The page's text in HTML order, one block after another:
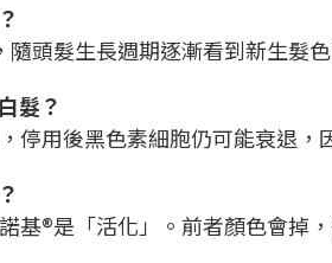
頭髮生長週期逐漸看到新生髮色
髮？
停用後黑色素細胞仍可能衰退，
基®是「活化」。前者顏色會掉